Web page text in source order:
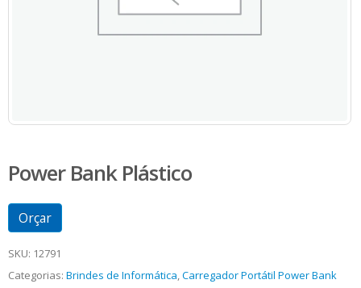
Power Bank Plástico
Orçar
SKU: 12791
Categorias: Brindes de Informática,Carregador Portátil Power Bank